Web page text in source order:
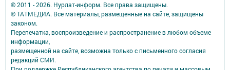
© 2011 - 2026. Нурлат-⁠информ. Все права защищены.
© ТАТМЕДИА. Все материалы, размещенные на сайте, защищены
законом.
Перепечатка, воспроизведение и распространение в любом объеме
информации,
размещенной на сайте, возможна только с письменного согласия
редакций СМИ.